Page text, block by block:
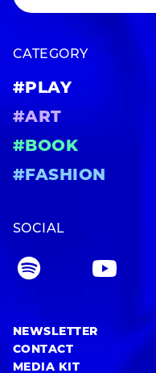
CATEGORY
#PLAY
#ART
#BOOK
#FASHION
SOCIAL
NEWSLETTER
CONTACT
MEDIA KIT